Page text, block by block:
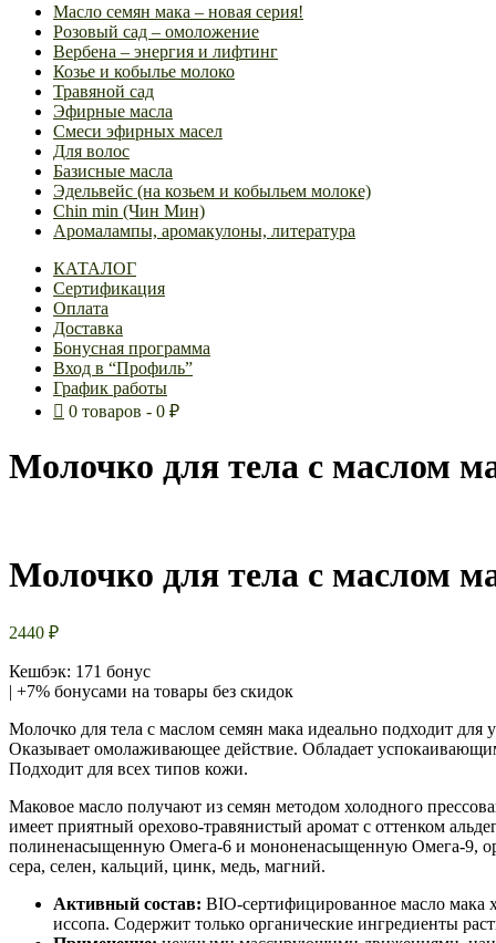
Масло семян мака – новая серия!
Розовый сад – омоложение
Вербена – энергия и лифтинг
Козье и кобылье молоко
Травяной сад
Эфирные масла
Смеси эфирных масел
Для волос
Базисные масла
Эдельвейс (на козьем и кобыльем молоке)
Chin min (Чин Мин)
Аромалампы, аромакулоны, литература
КАТАЛОГ
Сертификация
Оплата
Доставка
Бонусная программа
Вход в “Профиль”
График работы
0 товаров
0 ₽
Молочко для тела с маслом
Молочко для тела с маслом
2440 ₽
Кешбэк: 171 бонус
| +7% бонусами на товары без скидок
Молочко для тела с маслом семян мака идеально подходит для
Оказывает омолаживающее действие. Обладает
Подходит для всех типов кожи.
Маковое масло получают из семян методом холодного
имеет приятный орехово-травянистый аромат с оттенком
полиненасыщенную Омега-6 и мононенасыщенную Омега-9,
сера, селен, кальций, цинк, медь, магний.
Активный состав: BIO-сертифицированное масло
иссопа. Содержит только органические ингредиенты